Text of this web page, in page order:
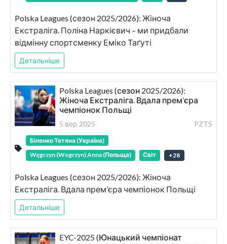
Polska Leagues (сезон 2025/2026): Жіноча
Екстраліга. Поліна Наркієвич – ми придбали
відмінну спортсменку Еміко Таґуті
Детальніше
Polska Leagues (сезон 2025/2026):
Жіноча Екстраліга. Вдала прем’єра
чемпіонок Польщі
5 вер 2025 PZTS
Біленко Тетяна (Україна)
Węgrzyn (Wegrzyn) Anna (Польща)
Світ +28
Polska Leagues (сезон 2025/2026): Жіноча
Екстраліга. Вдала прем’єра чемпіонок Польщі
Детальніше
EYC-2025 (Юнацький чемпіонат